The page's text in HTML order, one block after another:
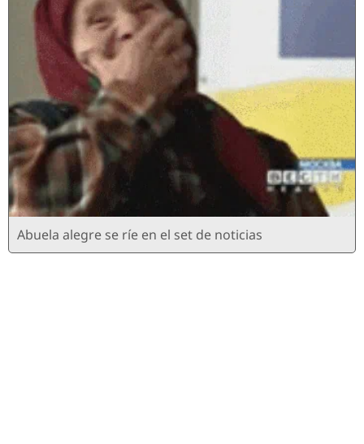
Abuela alegre se ríe en el set de noticias